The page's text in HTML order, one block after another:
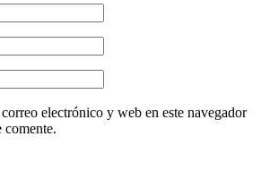
electrónico y web en este navegador
comente.